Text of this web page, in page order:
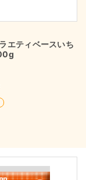
エティベースいち